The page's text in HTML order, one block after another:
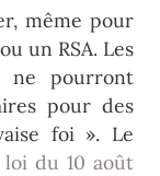
même pour
un RSA. Les
ne pourront
pour des
foi ». Le
loi du 10 août